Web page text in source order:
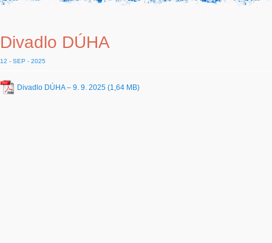
Divadlo DÚHA
12 - SEP - 2025
Divadlo DÚHA – 9. 9. 2025